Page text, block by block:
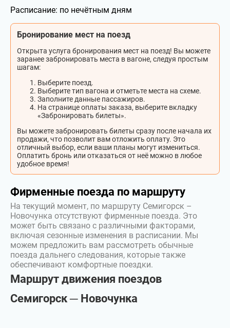
Расписание: по нечётным дням
Бронирование мест на поезд
Открыта услуга бронирования мест на поезд! Вы можете
заранее забронировать места в вагоне, следуя простым
шагам:
Выберите поезд.
Выберите тип вагона и отметьте места на схеме.
Заполните данные пассажиров.
На странице оплаты заказа, выберите вкладку
«Забронировать билеты».
Вы можете забронировать билеты сразу после начала их
продажи, что позволит вам отложить оплату. Это
отличный выбор, если ваши планы могут измениться.
Оплатить бронь или отказаться от неё можно в любое
удобное время!
Фирменные поезда по маршруту
На текущий момент, по маршруту Семигорск –
Новочунка отсутствуют фирменные поезда. Это
может быть связано с различными факторами,
включая сезонные изменения в расписании. Мы
можем предложить вам рассмотреть обычные
поезда дальнего следования, которые также
обеспечивают комфортные поездки.
Маршрут движения поездов
Семигорск ─ Новочунка